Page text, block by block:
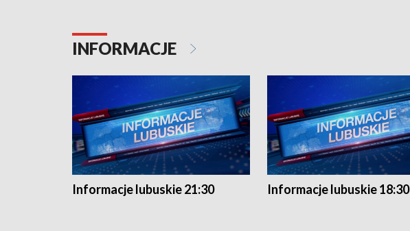
INFORMACJE
Informacje lubuskie 21:30 Informacje lubuskie 18:30